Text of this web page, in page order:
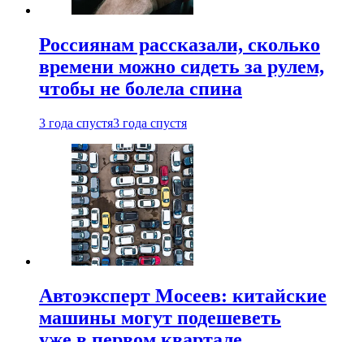
Россиянам рассказали, сколько
времени можно сидеть за рулем,
чтобы не болела спина
3 года спустя3 года спустя
Автоэксперт Мосеев: китайские
машины могут подешеветь